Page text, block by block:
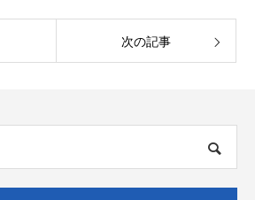
次の記事